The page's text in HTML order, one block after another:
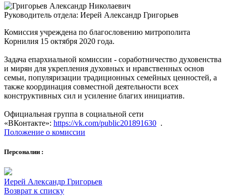
Руководитель отдела: Иерей Александр Григорьев
Комиссия учреждена по благословению митрополита
Корнилия 15 октября 2020 года.
Задача епархиальной комиссии - соработничество духовенства
и мирян для укрепления духовных и нравственных основ
семьи, популяризации традиционных семейных ценностей, а
также координация совместной деятельности всех
конструктивных сил и усиление благих инициатив.
Официальная группа в социальной сети
«ВКонтакте»: https://vk.com/public201891630 .
Положение о комиссии
Персоналии :
Иерей Александр Григорьев
Возврат к списку